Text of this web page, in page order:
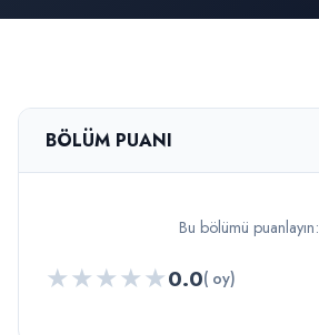
BÖLÜM PUANI
Bu bölümü puanlayın:
★★★★★0.0( oy)